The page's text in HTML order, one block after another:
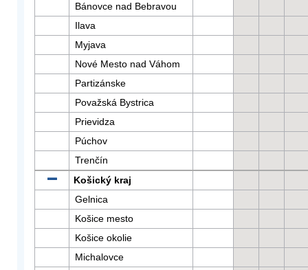
Bánovce nad Bebravou
Ilava
Myjava
Nové Mesto nad Váhom
Partizánske
Považská Bystrica
Prievidza
Púchov
Trenčín
Košický kraj
Gelnica
Košice mesto
Košice okolie
Michalovce